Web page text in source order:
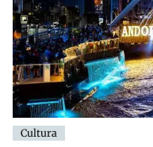
Cultura